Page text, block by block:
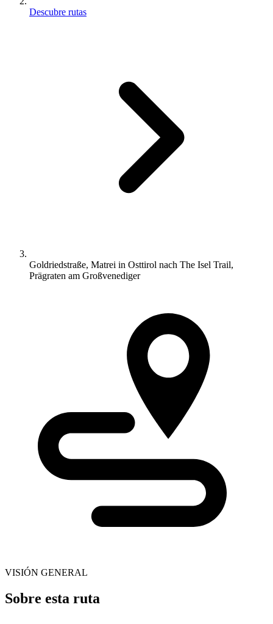
Descubre rutas
Goldriedstraße, Matrei in Osttirol nach The Isel Trail,
Prägraten am Großvenediger
VISIÓN GENERAL
Sobre esta ruta